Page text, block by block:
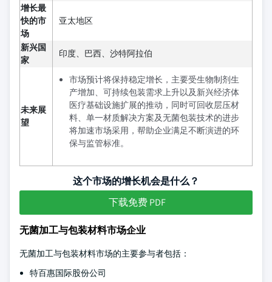
增长最
快的市
场
亚太地区
新兴国
家
印度、巴西、沙特阿拉伯
未来展
望
市场预计将保持稳定增长，主要受生物制剂生
产增加、可持续包装需求上升以及新兴经济体
医疗基础设施扩展的推动，同时可回收层压材
料、单一材质解决方案及无菌包装技术的进步
将加速市场采用，帮助企业满足不断演进的环
保与监管标准。
这个市场的增长机会是什么？
下载免费 PDF
无菌加工与包装材料市场企业
无菌加工与包装材料市场的主要参与者包括：
特百惠国际股份公司